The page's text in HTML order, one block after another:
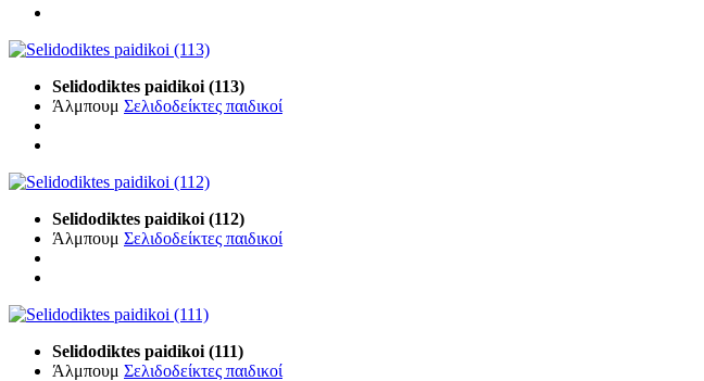
Selidodiktes paidikoi (113)
Άλμπουμ Σελιδοδείκτες παιδικοί
Selidodiktes paidikoi (112)
Άλμπουμ Σελιδοδείκτες παιδικοί
Selidodiktes paidikoi (111)
Άλμπουμ Σελιδοδείκτες παιδικοί